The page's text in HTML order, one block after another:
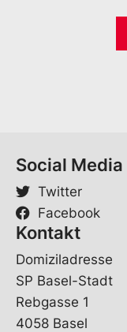
Social Media
Twitter
Facebook
Kontakt
Domiziladresse
SP Basel-Stadt
Rebgasse 1
4058 Basel